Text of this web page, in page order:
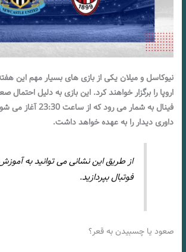
نیوکاسل و میلان یکی از بازی های بسیار مهم این
اروپا را برگزار خواهند کرد. این بازی به دلیل احتمال
فینال به شمار می رود که
داوری دیدار را به عهده خواهد داشت.
از طریق این نشانی می توانید به
فوتبال بپردازید.
صعود یا چسبیدن به قعر؟